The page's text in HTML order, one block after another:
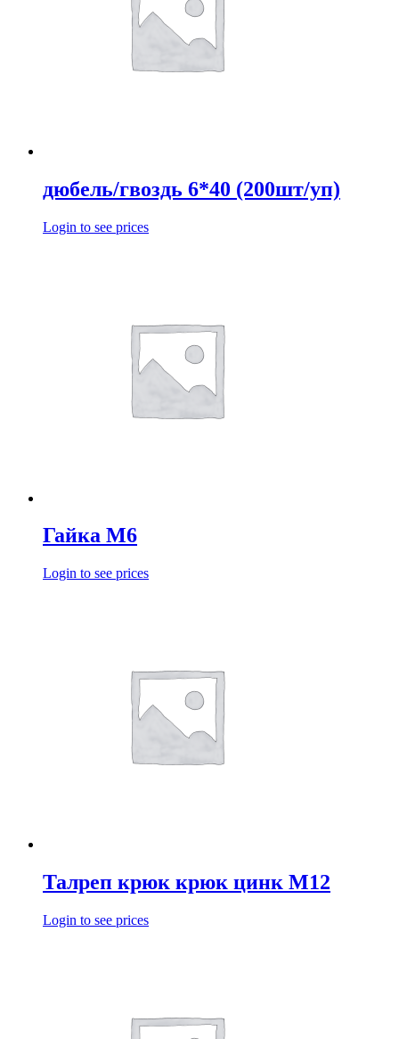
дюбель/гвоздь 6*40 (200шт/уп)
Login to see prices
Гайка М6
Login to see prices
Талреп крюк крюк цинк М12
Login to see prices